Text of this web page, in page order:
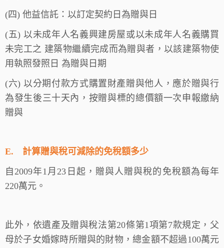
(四) 他益信託：以訂定契約日為贈與日
(五) 以未成年人名義興建房屋或以未成年人名義購買
未完工之 建築物繼續完成而為贈與者，以該建築物使
用執照發照日 為贈與日期
(六) 以分期付款方式購置財產贈與他人，應於贈與行
為發生後三十天內，按贈與標的總價額一次申報繳納
贈與
E. 計算贈與稅可減除的免稅額多少
自2009年1月23日起，贈與人贈與稅的免稅額為每年
220萬元。
此外，依遺產及贈與稅法第20條第1項第7款規定，父
母於子女婚嫁時所贈與的財物，總金額不超過100萬元